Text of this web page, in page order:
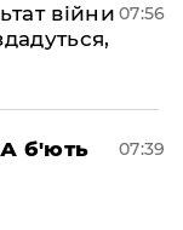
війни 07:56
б'ють
07:39